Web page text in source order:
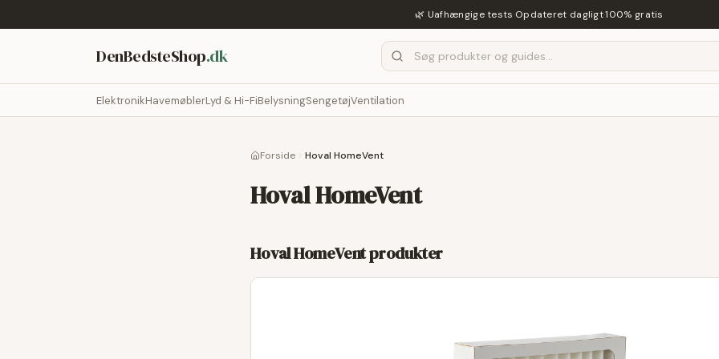
🌿 Uafhængige tests·Opdateret dagligt·100% gratis
DenBedsteShop.dk
ElektronikHavemøblerLyd & Hi-FiBelysningSengetøjVentilation
Forside Hoval HomeVent
Hoval HomeVent
Hoval HomeVentprodukter